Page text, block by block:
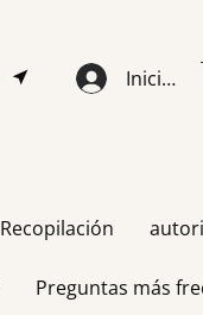
Iniciar
Recopilación
Preguntas más